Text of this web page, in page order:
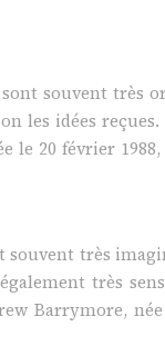
souvent très
idées
le 20 février
souvent très
très
Barrymore,